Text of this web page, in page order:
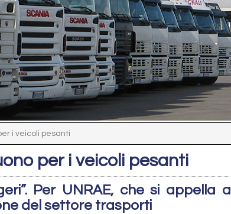
i veicoli pesanti
per i veicoli pesanti
Per UNRAE, che si appella al
del settore trasporti